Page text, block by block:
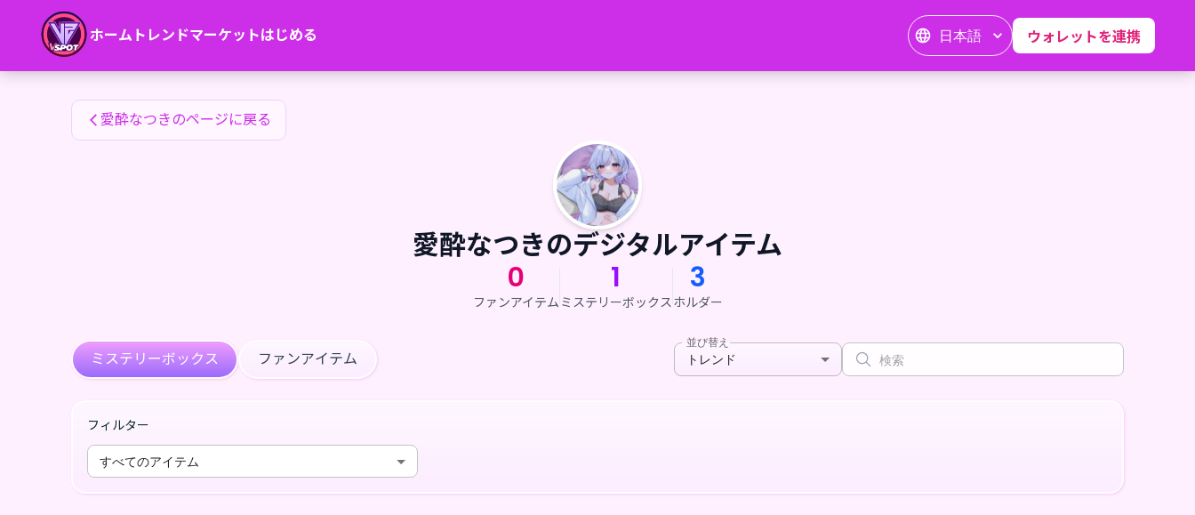
ホーム トレンドマーケットはじめる 日本語 ウォレットを連携
愛酔なつきのファンアイテム
愛酔なつきのページに戻る
愛酔なつきのデジタルアイテム
0
ファンアイテム
1
ミステリーボックス
3
ホルダー
ミステリーボックス ファンアイテム
並び替え
トレンド
フィルター
すべてのアイテム
愛酔なつきのファンアイテム — 24karat